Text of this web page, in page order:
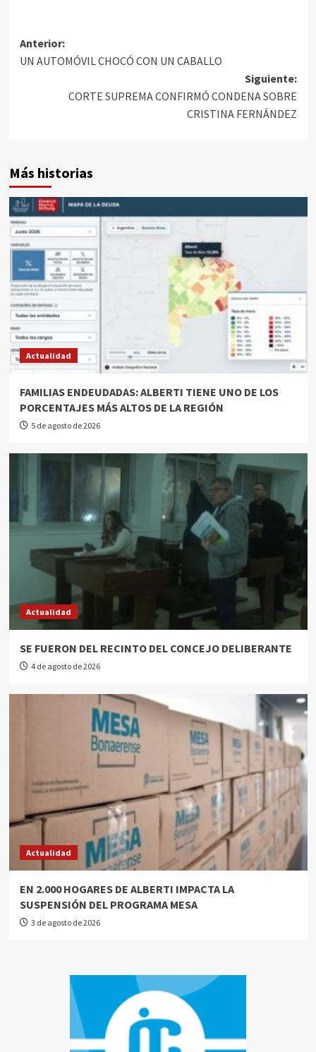
Anterior:
UN AUTOMÓVIL CHOCÓ CON UN CABALLO
Siguiente:
CORTE SUPREMA CONFIRMÓ CONDENA SOBRE
CRISTINA FERNÁNDEZ
Más historias
Actualidad
FAMILIAS ENDEUDADAS: ALBERTI TIENE UNO DE LOS
PORCENTAJES MÁS ALTOS DE LA REGIÓN
5 de agosto de 2026
Actualidad
SE FUERON DEL RECINTO DEL CONCEJO DELIBERANTE
4 de agosto de 2026
Actualidad
EN 2.000 HOGARES DE ALBERTI IMPACTA LA
SUSPENSIÓN DEL PROGRAMA MESA
3 de agosto de 2026